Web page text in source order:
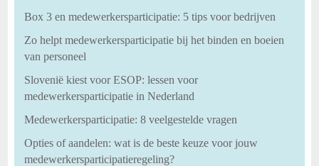
Box 3 en medewerkersparticipatie: 5 tips voor bedrijven
Zo helpt medewerkersparticipatie bij het binden en boeien
van personeel
Slovenië kiest voor ESOP: lessen voor
medewerkersparticipatie in Nederland
Medewerkersparticipatie: 8 veelgestelde vragen
Opties of aandelen: wat is de beste keuze voor jouw
medewerkersparticipatieregeling?